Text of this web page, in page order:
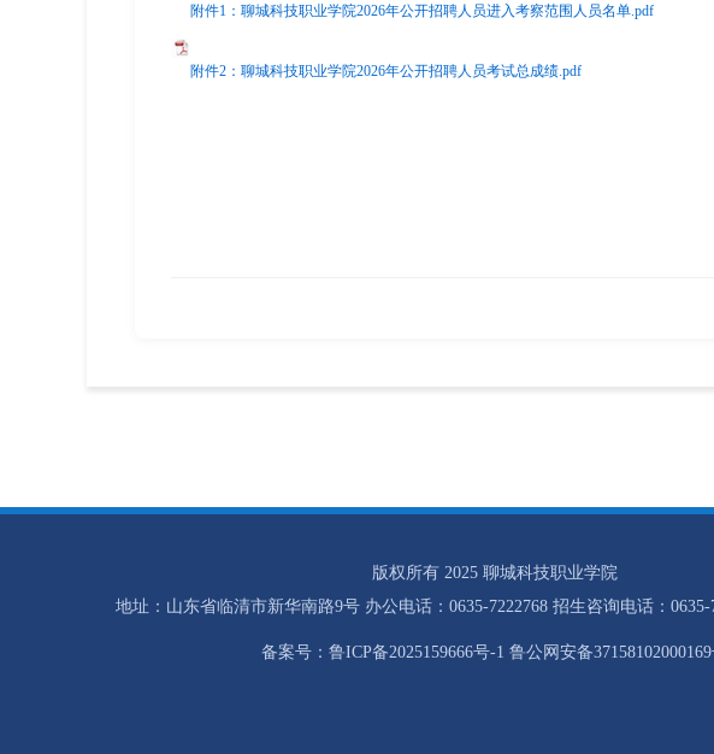
附件1：聊城科技职业学院2026年公开招聘人员进入考察范围人员名单.pdf
附件2：聊城科技职业学院2026年公开招聘人员考试总成绩.pdf
版权所有 2025 聊城科技职业学院
地址：山东省临清市新华南路9号 办公电话：0635-7222768 招生咨询电话：0635-
备案号：鲁ICP备2025159666号-1 鲁公网安备